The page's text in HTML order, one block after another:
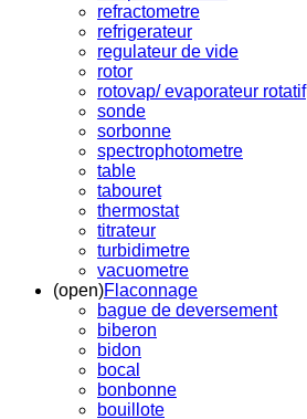
refractometre
refrigerateur
regulateur de vide
rotor
rotovap/ evaporateur rotatif
sonde
sorbonne
spectrophotometre
table
tabouret
thermostat
titrateur
turbidimetre
vacuometre
(open)Flaconnage
bague de deversement
biberon
bidon
bocal
bonbonne
bouillote